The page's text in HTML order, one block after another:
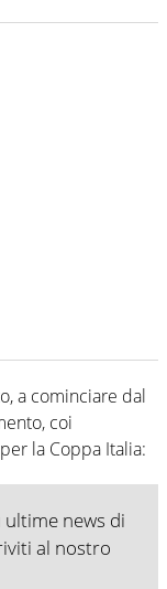
a cominciare dal
coi
la Coppa Italia:
news di
al nostro